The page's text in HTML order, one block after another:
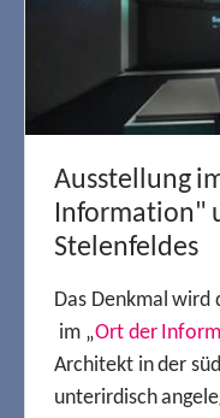
Ausstellung
Information"
Stelenfeldes
Das Denkmal wird
im „Ort der
Architekt in der
unterirdisch